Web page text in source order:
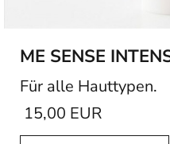
ME SENSE
Für alle Hauttypen.
15,00 EUR